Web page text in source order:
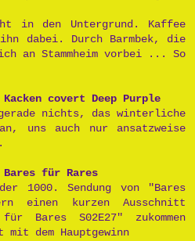
in den Untergrund. Kaffee
dabei. Durch Barmbek, die
an Stammheim vorbei ... So
covert Deep Purple
nichts, das winterliche
uns auch nur ansatzweise
Bares für Rares
1000. Sendung von "Bares
einen kurzen Ausschnitt
Bares S02E27" zukommen
mit dem Hauptgewinn